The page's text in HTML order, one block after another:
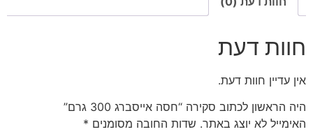
חוות דעת
אין עדיין חוות דעת.
היה הראשון לכתוב סקירה “חסה אייסברג 300 גרם”
האימייל לא יוצג באתר. שדות החובה מסומנים *